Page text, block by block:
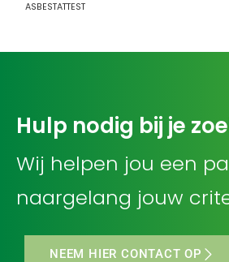
ASBESTATTEST
Hulp nodig bij je
Wij helpen jou een
naargelang jouw
NEEM HIER CONTACT OP